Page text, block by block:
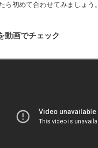
ら初めて合わせてみましょう。
動画でチェック